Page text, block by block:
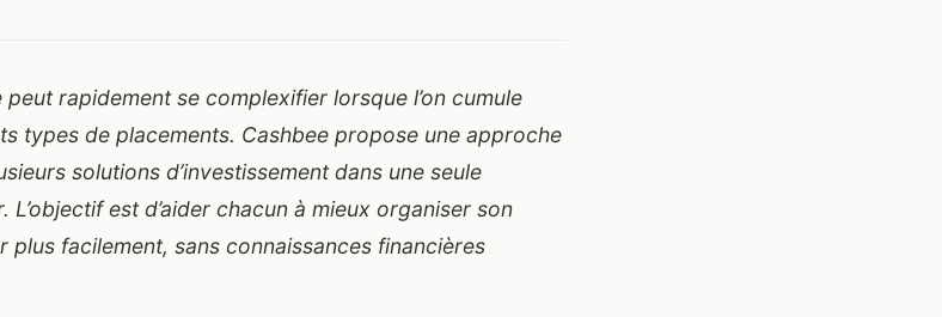
rapidement se complexifier lorsque l’on cumule
types de placements. Cashbee propose une approche
solutions d’investissement dans une seule
est d’aider chacun à mieux organiser son
facilement, sans connaissances financières